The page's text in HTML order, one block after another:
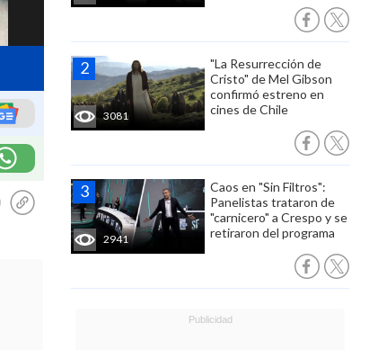
3081
"La Resurrección de
Cristo" de Mel Gibson
confirmó estreno en
cines de Chile
2941
Caos en "Sin Filtros":
Panelistas trataron de
"carnicero" a Crespo y se
retiraron del programa